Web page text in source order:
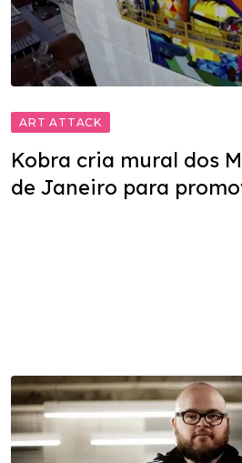
ART ATTACK
Kobra cria mural dos
de Janeiro para